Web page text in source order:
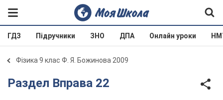
ГДЗ Підручники ЗНО ДПА Онлайн уроки
Фізика 9 клас Ф. Я. Божинова 2009
Раздел Вправа 22